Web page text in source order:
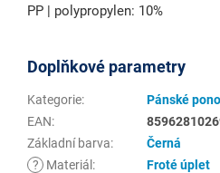
PP | polypropylen: 10%
Doplňkové parametry
Kategorie:
Pánské
EAN:
Základní barva:
Černá
?
Materiál :
Froté úplet